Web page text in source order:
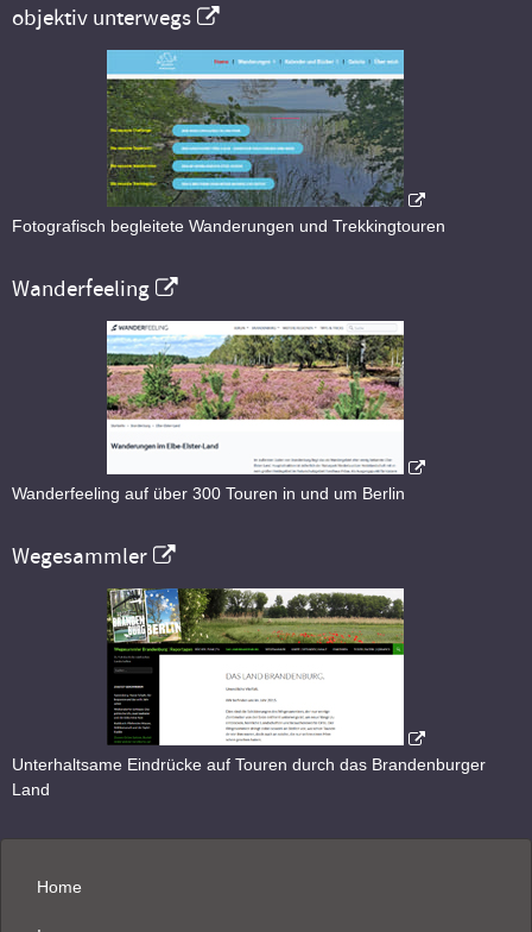
objektiv unterwegs
Fotografisch begleitete Wanderungen und Trekkingtouren
Wanderfeeling
Wanderfeeling auf über 300 Touren in und um Berlin
Wegesammler
Unterhaltsame Eindrücke auf Touren durch das Brandenburger
Land
Home